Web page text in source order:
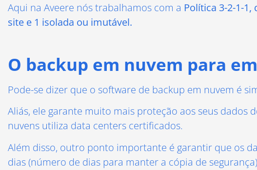
Aqui na Aveere nós trabalhamos com a Política 3-2-1-
site e 1 isolada ou imutável.
O backup em nuvem para
Pode-se dizer que o software de backup em nuvem é
Aliás, ele garante muito mais proteção aos seus dados
nuvens utiliza data centers certificados.
Além disso, outro ponto importante é garantir que os
dias (número de dias para manter a cópia de